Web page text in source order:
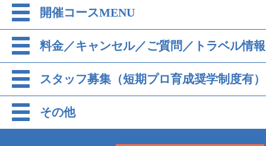
開催コースMENU
料金／キャンセル／ご質問／トラベル情報
スタッフ募集（短期プロ育成奨学制度有）
その他